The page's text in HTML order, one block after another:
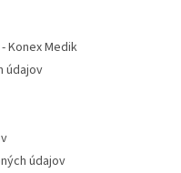
Konex Medik
údajov
údajov